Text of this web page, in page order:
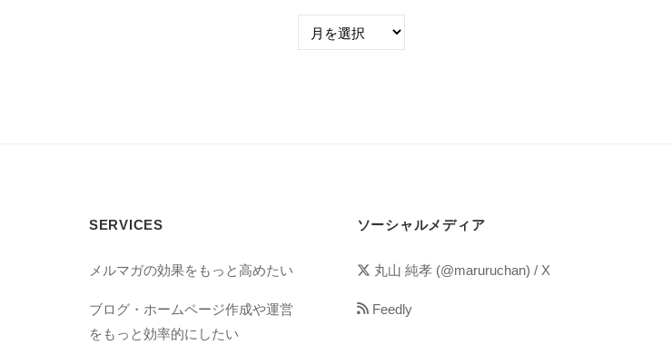
SERVICES
メルマガの効果をもっと高めたい
ブログ・ホームページ作成や運営
をもっと効率的にしたい
ソーシャルメディア
丸山 純孝 (@maruruchan) / X
Feedly